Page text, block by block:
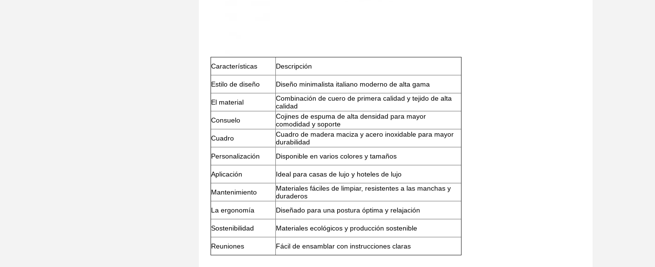
Características Descripción
Estilo de diseño Diseño minimalista italiano moderno de alta gama
El material
Combinación de cuero de primera calidad y tejido de alta
calidad
Consuelo
Cojines de espuma de alta densidad para mayor
comodidad y soporte
Cuadro
Cuadro de madera maciza y acero inoxidable para mayor
durabilidad
Personalización
Disponible en varios colores y tamaños
Aplicación Ideal para casas de lujo y hoteles de lujo
Mantenimiento
Materiales fáciles de limpiar, resistentes a las manchas y
duraderos
La ergonomía
Diseñado para una postura óptima y relajación
Sostenibilidad Materiales ecológicos y producción sostenible
Reuniones Fácil de ensamblar con instrucciones claras